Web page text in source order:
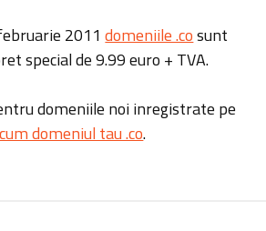
2011domeniile .cosunt
special de 9.99 euro + TVA.
domeniile noi inregistrate pe
domeniul tau .co.